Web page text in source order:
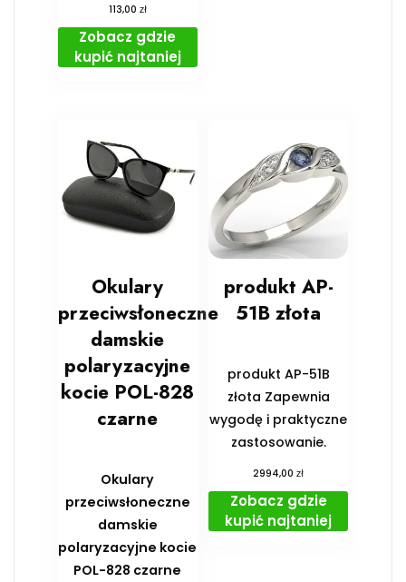
113,00 zł
Zobacz gdzie
kupić najtaniej
Okulary
przeciwsłoneczne
damskie
polaryzacyjne
kocie POL-828
czarne
Okulary
przeciwsłoneczne
damskie
polaryzacyjne kocie
POL-828 czarne
produkt AP-
51B złota
produkt AP-51B
złota Zapewnia
wygodę i praktyczne
zastosowanie.
2994,00zł
Zobacz gdzie
kupić najtaniej